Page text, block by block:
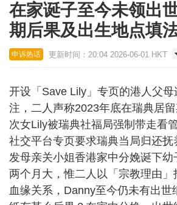
在家诞子至今未领出
期后果及出生地点填
申诉热话 更新时间：20:04 2026-06-01 HKT
开设「Save Lily」专页的港人父
注，二人声称2023年底在瑞典居
次女Lily被瑞典社福局强制带走看
社交平台专页要求瑞典当局归还抚
发母亲关小姐香港家中分娩诞下幼
两个月大，惟二人以「宗教理由」
血缘关系，Danny至今仍未有出世